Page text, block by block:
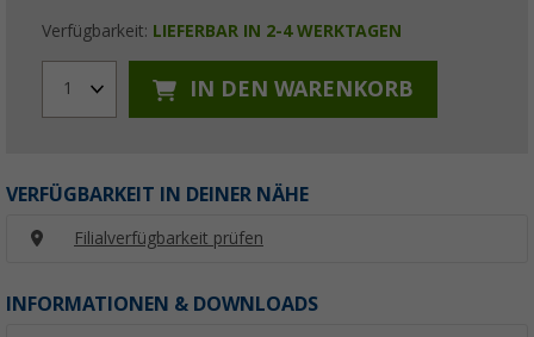
Verfügbarkeit: LIEFERBAR IN 2-4 WERKTAGEN
1 IN DEN WARENKORB
VERFÜGBARKEIT IN DEINER NÄHE
Filialverfügbarkeit prüfen
INFORMATIONEN & DOWNLOADS